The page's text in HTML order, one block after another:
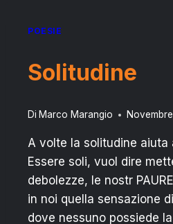
POESIE
Solitudine
Di Marco Marangio
A volte la solitudine
Essere soli, vuol dire
debolezze, le nostr
in noi quella sensazione
dove nessuno possiede